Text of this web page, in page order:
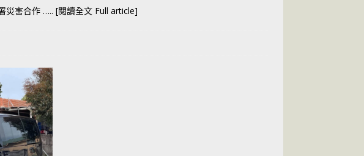
災害合作 ….. [閱讀全文 Full article]